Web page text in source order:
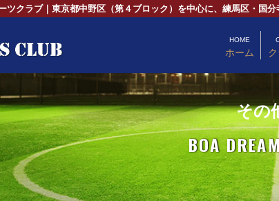
ツクラブ｜東京都中野区（第４ブロック）を中心に、練馬区・国
HOME
ホーム
その
BOA